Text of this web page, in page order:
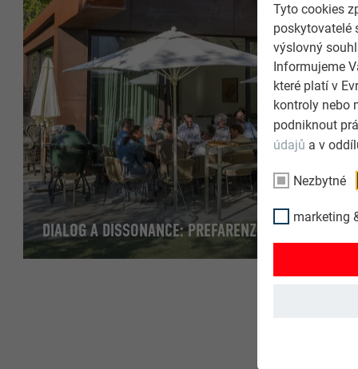
Tyto cookies
poskytovatelé
výslovný
Informujeme
které platí v
kontroly nebo
podniknout
údajů a v
Nezbytné
marketing
DIALOG A DISSONANCE: PREFARENZEN 2027 NADCHNOU BARVAMI A ODVAHOU